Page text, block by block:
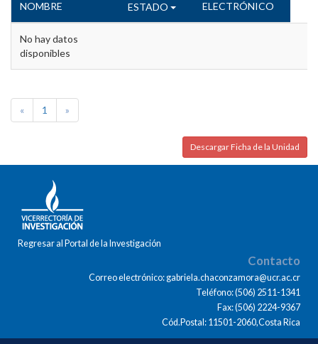
NOMBRE ESTADO
ELECTRÓNICO
No hay datos
disponibles
« 1 »
Descargar Ficha de la Unidad
Regresar al Portal de la Investigación
Contacto
Correo electrónico: gabriela.chaconzamora@ucr.ac.cr
Teléfono: (506) 2511-1341
Fax: (506) 2224-9367
Cód.Postal: 11501-2060,Costa Rica